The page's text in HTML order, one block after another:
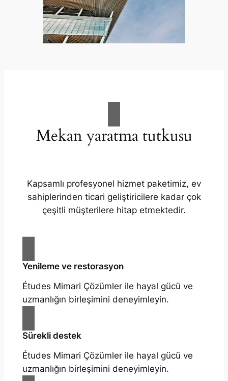
Mekan yaratma tutkusu
Kapsamlı profesyonel hizmet paketimiz, ev
sahiplerinden ticari geliştiricilere kadar çok
çeşitli müşterilere hitap etmektedir.
Yenileme ve restorasyon
Études Mimari Çözümler ile hayal gücü ve
uzmanlığın birleşimini deneyimleyin.
Sürekli destek
Études Mimari Çözümler ile hayal gücü ve
uzmanlığın birleşimini deneyimleyin.